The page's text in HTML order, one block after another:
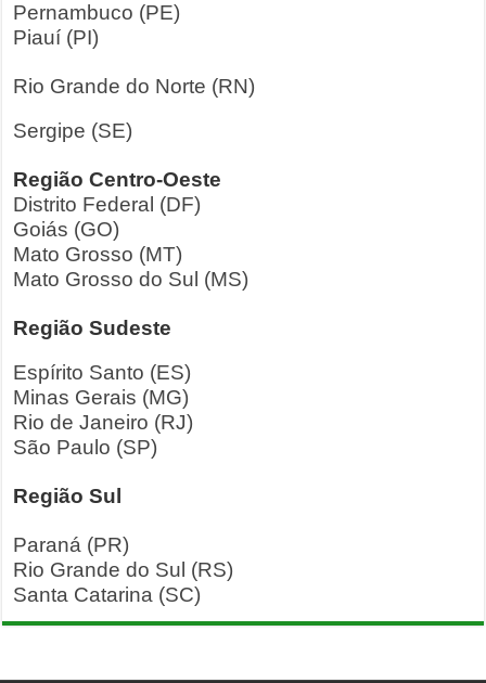
Pernambuco (PE)
Piauí (PI)
Rio Grande do Norte (RN)
Sergipe (SE)
Região Centro-Oeste
Distrito Federal (DF)
Goiás (GO)
Mato Grosso (MT)
Mato Grosso do Sul (MS)
Região Sudeste
Espírito Santo (ES)
Minas Gerais (MG)
Rio de Janeiro (RJ)
São Paulo (SP)
Região Sul
Paraná (PR)
Rio Grande do Sul (RS)
Santa Catarina (SC)